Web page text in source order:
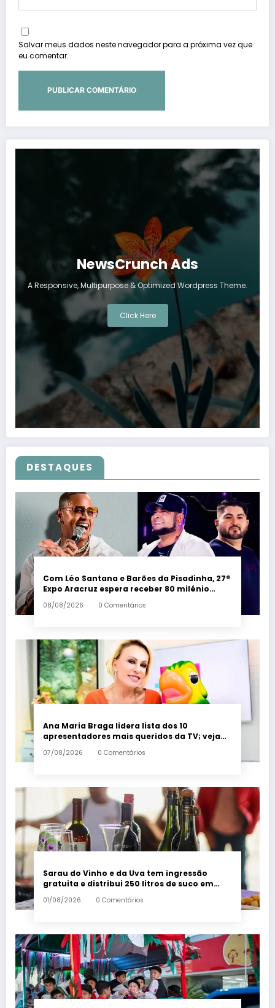
Salvar meus dados neste navegador para a próxima vez que
eu comentar.
NewsCrunch Ads
A Responsive, Multipurpose & Optimized Wordpress Theme.
Click Here
DESTAQUES
Com Léo Santana e Barões da Pisadinha, 27ª
Expo Aracruz espera receber 80 milénio
visitantes por dia – Em Dia ES
08/08/2026 0 Comentários
Ana Maria Braga lidera lista dos 10
apresentadores mais queridos da TV; veja
ranking – Em Dia ES
07/08/2026 0 Comentários
Sarau do Vinho e da Uva tem ingressão
gratuita e distribui 250 litros de suco em
Santa Teresa – Em Dia ES
01/08/2026 0 Comentários